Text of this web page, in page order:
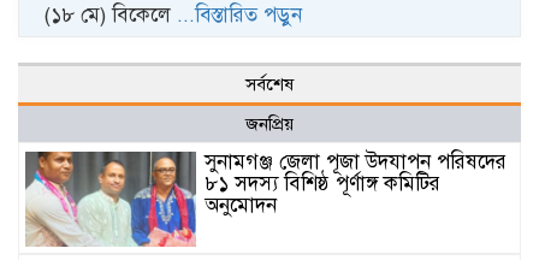
(১৮ মে) বিকেলে ...বিস্তারিত পড়ুন
সর্বশেষ
জনপ্রিয়
সুনামগঞ্জ জেলা পূজা উদযাপন পরিষদের
৮১ সদস্য বিশিষ্ঠ পূর্ণাঙ্গ কমিটির
অনুমোদন